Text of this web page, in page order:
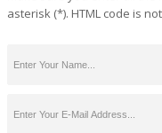
asterisk (*). HTML code is